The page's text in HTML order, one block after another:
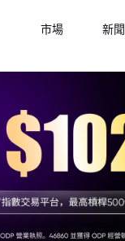
市場 新聞